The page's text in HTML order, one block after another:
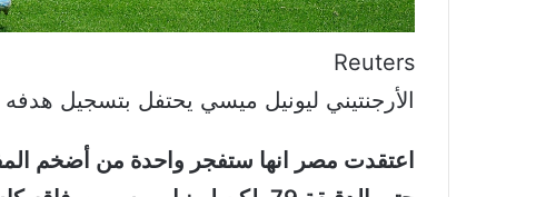
Reuters
الأرجنتيني ليونيل ميسي يحتفل بتسجيل هدفه